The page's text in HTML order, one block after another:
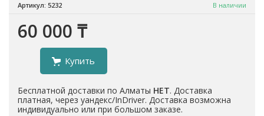
Артикул: 5232 В наличии
60 000 ₸
Купить
Бесплатной доставки по Алматы НЕТ. Доставка
платная, через уандекс/InDriver. Доставка возможна
индивидуально или при большом заказе.